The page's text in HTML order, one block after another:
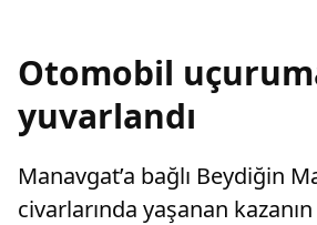
Otomobil
yuvarlandı
Manavgat’a bağlı Beydiğin
civarlarında yaşanan